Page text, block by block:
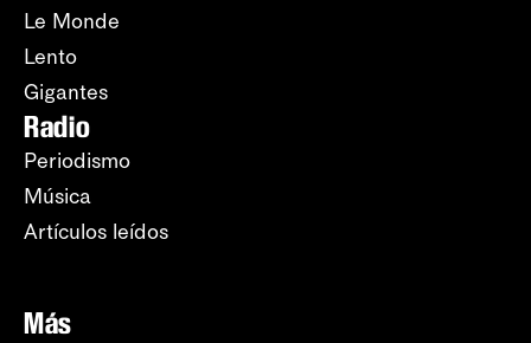
Le Monde
Lento
Gigantes
Radio
Periodismo
Música
Artículos leídos
Más